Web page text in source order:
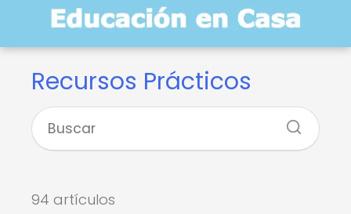
Recursos Prácticos
94 artículos